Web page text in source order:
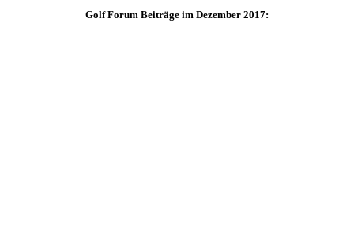
Golf Forum Beiträge im Dezember 2017: